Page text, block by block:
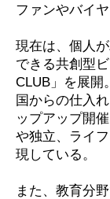
ファンやバイ
現在は、個人
できる共創型
CLUB」を展開
国からの仕入
ップアップ開
や独立、ライ
現している。
また、教育分